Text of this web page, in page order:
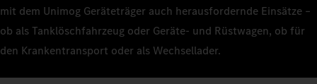
mit dem Unimog Geräteträger auch herausfordernde Einsätze –
ob als Tanklöschfahrzeug oder Geräte- und Rüstwagen, ob für
den Krankentransport oder als Wechsellader.